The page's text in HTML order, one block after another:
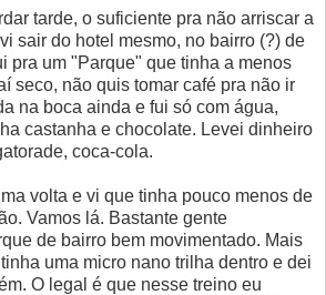
tarde, o suficiente pra não arriscar a
sair do hotel mesmo, no bairro (?) de
pra um "Parque" que tinha a menos
seco, não quis tomar café pra não ir
na boca ainda e fui só com água,
castanha e chocolate. Levei dinheiro
coca-cola.
volta e vi que tinha pouco menos de
Vamos lá. Bastante gente
de bairro bem movimentado. Mais
uma micro nano trilha dentro e dei
O legal é que nesse treino eu